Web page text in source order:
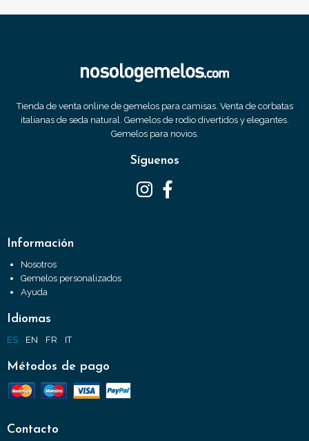
Tienda de venta online de gemelos para camisas. Venta de corbatas
italianas de seda natural. Gemelos de rodio divertidos y elegantes.
Gemelos para novios.
Síguenos
Información
Nosotros
Gemelos personalizados
Ayuda
Idiomas
ES EN FR IT
Métodos de pago
Contacto